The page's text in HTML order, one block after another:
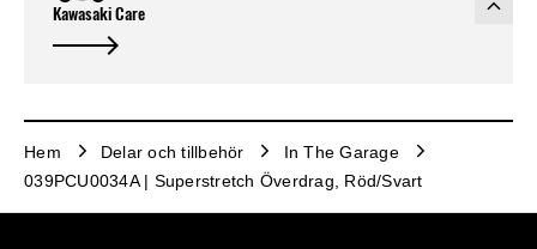
Kawasaki Care
Hem Delar och tillbehör
In The Garage
039PCU0034A | Superstretch Överdrag, Röd/Svart